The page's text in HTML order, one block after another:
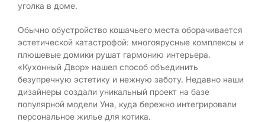
уголка в доме.
Обычно обустройство кошачьего места оборачивается
эстетической катастрофой: многоярусные комплексы и
плюшевые домики рушат гармонию интерьера.
«Кухонный Двор» нашел способ объединить
безупречную эстетику и нежную заботу. Недавно наши
дизайнеры создали уникальный проект на базе
популярной модели Уна, куда бережно интегрировали
персональное жилье для котика.